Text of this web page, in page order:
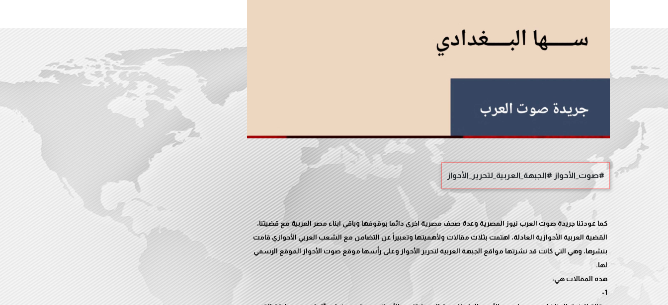
#صوت_الأحواز #الجبهة_العربية_لتحرير_الأحواز
كما عودتنا جريدة صوت العرب نيوز المصرية وعدة صحف مصرية اخرى دائما بوقوفها وباقي ابناء مصر العربية مع قضيتنا،
القضية العربية الأحوازية العادلة، اهتمت بثلاث مقالات ولأهميتها وتعبيراً عن التضامن مع الشعب العربي الأحوازي قامت
بنشرها، وهي التي كانت قد نشرتها مواقع الجبهة العربية لتحرير الأحواز وعلى رأسها موقع صوت الأحواز الموقع الرسمي